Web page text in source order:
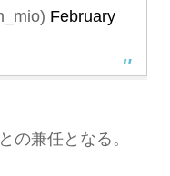
February
の兼任となる。